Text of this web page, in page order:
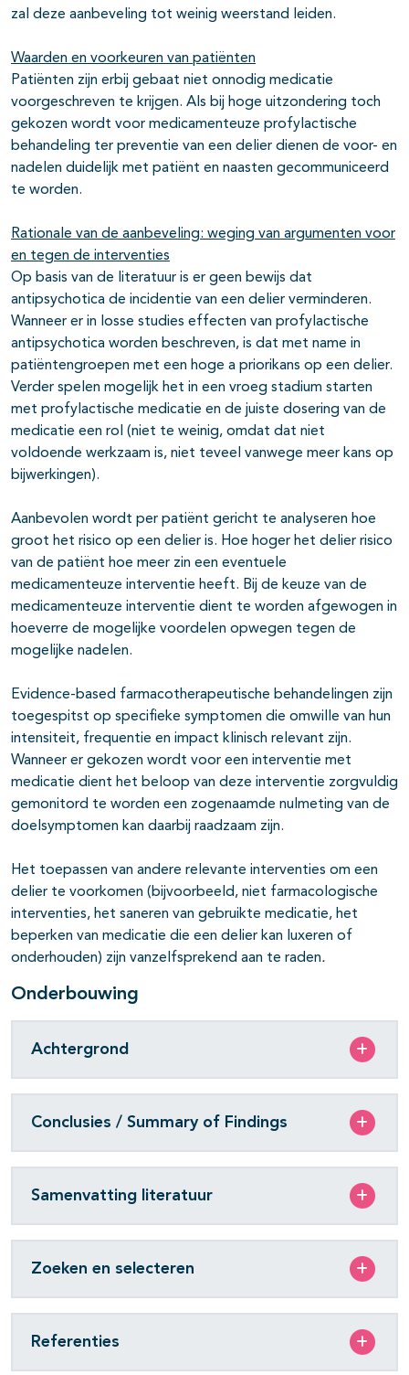
zal deze aanbeveling tot weinig weerstand leiden.
Waarden en voorkeuren van patiënten
Patiënten zijn erbij gebaat niet onnodig medicatie
voorgeschreven te krijgen. Als bij hoge uitzondering toch
gekozen wordt voor medicamenteuze profylactische
behandeling ter preventie van een delier dienen de voor- en
nadelen duidelijk met patiënt en naasten gecommuniceerd
te worden.
Rationale van de aanbeveling: weging van argumenten voor
en tegen de interventies
Op basis van de literatuur is er geen bewijs dat
antipsychotica de incidentie van een delier verminderen.
Wanneer er in losse studies effecten van profylactische
antipsychotica worden beschreven, is dat met name in
patiëntengroepen met een hoge a priorikans op een delier.
Verder spelen mogelijk het in een vroeg stadium starten
met profylactische medicatie en de juiste dosering van de
medicatie een rol (niet te weinig, omdat dat niet
voldoende werkzaam is, niet teveel vanwege meer kans op
bijwerkingen).
Aanbevolen wordt per patiënt gericht te analyseren hoe
groot het risico op een delier is. Hoe hoger het delier risico
van de patiënt hoe meer zin een eventuele
medicamenteuze interventie heeft. Bij de keuze van de
medicamenteuze interventie dient te worden afgewogen in
hoeverre de mogelijke voordelen opwegen tegen de
mogelijke nadelen.
Evidence-based farmacotherapeutische behandelingen zijn
toegespitst op specifieke symptomen die omwille van hun
intensiteit, frequentie en impact klinisch relevant zijn.
Wanneer er gekozen wordt voor een interventie met
medicatie dient het beloop van deze interventie zorgvuldig
gemonitord te worden een zogenaamde nulmeting van de
doelsymptomen kan daarbij raadzaam zijn.
Het toepassen van andere relevante interventies om een
delier te voorkomen (bijvoorbeeld, niet farmacologische
interventies, het saneren van gebruikte medicatie, het
beperken van medicatie die een delier kan luxeren of
onderhouden) zijn vanzelfsprekend aan te raden.
Onderbouwing
Achtergrond
Conclusies / Summary of Findings
Samenvatting literatuur
Zoeken en selecteren
Referenties